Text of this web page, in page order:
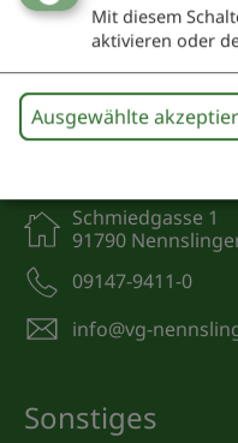
Kontakt
Schmiedgasse 1
91790
09147-9411-0
info@vg-
Sonstiges
Mit diesem
aktivieren oder
Ausgewählte